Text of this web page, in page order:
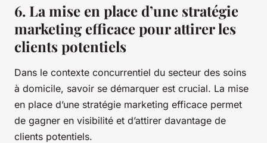
6. La mise en place d’une stratégie
marketing efficace pour attirer les
clients potentiels
Dans le contexte concurrentiel du secteur des soins
à domicile, savoir se démarquer est crucial. La mise
en place d’une stratégie marketing efficace permet
de gagner en visibilité et d’attirer davantage de
clients potentiels.